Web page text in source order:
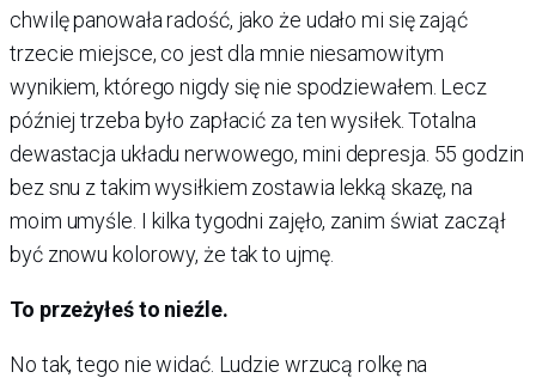
chwilę panowała radość, jako że udało mi się zająć
trzecie miejsce, co jest dla mnie niesamowitym
wynikiem, którego nigdy się nie spodziewałem. Lecz
później trzeba było zapłacić za ten wysiłek. Totalna
dewastacja układu nerwowego, mini depresja. 55 godzin
bez snu z takim wysiłkiem zostawia lekką skazę, na
moim umyśle. I kilka tygodni zajęło, zanim świat zaczął
być znowu kolorowy, że tak to ujmę.
To przeżyłeś to nieźle.
No tak, tego nie widać. Ludzie wrzucą rolkę na